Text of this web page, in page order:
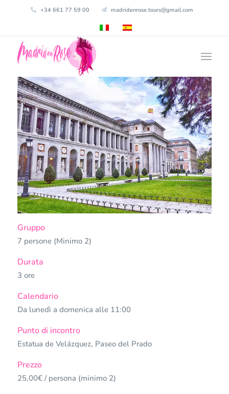
+34 661 77 59 00 madridenrose.tours@gmail.com
Gruppo
7 persone (Minimo 2)
Durata
3 ore
Calendario
Da lunedì a domenica alle 11:00
Punto di incontro
Estatua de Velázquez, Paseo del Prado
Prezzo
25,00€ / persona (minimo 2)